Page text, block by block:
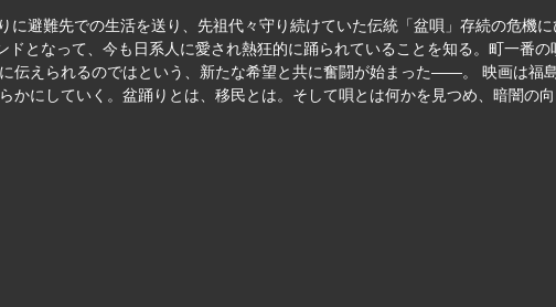
避難先での生活を送り、先祖代々守り続けていた伝統「盆唄」存続の危機に
となって、今も日系人に愛され熱狂的に踊られていることを知る。町一番
伝えられるのではという、新たな希望と共に奮闘が始まった――。 映画は福
にしていく。盆踊りとは、移民とは。そして唄とは何かを見つめ、暗闇の